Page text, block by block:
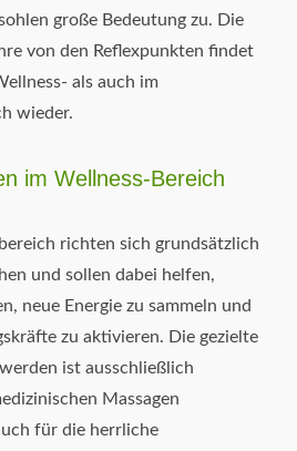
große Bedeutung zu. Die
von den Reflexpunkten findet
als auch im
wieder.
im Wellness-Bereich
richten sich grundsätzlich
und sollen dabei helfen,
neue Energie zu sammeln und
zu aktivieren. Die gezielte
ist ausschließlich
Massagen
für die herrliche